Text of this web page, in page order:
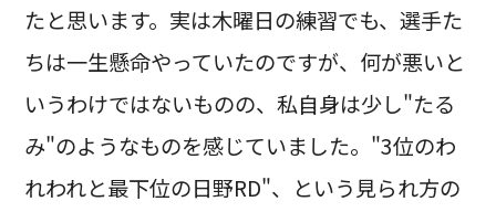
たと思います。実は木曜日の練習でも、選手た
ちは一生懸命やっていたのですが、何が悪いと
いうわけではないものの、私自身は少し"たる
み"のようなものを感じていました。"3位のわ
れわれと最下位の日野RD"、という見られ方の